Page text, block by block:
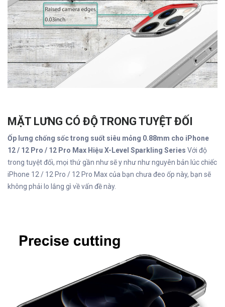
MẶT LƯNG CÓ ĐỘ TRONG TUYỆT ĐỐI
Ốp lưng chống sốc trong suốt siêu mỏng 0.88mm cho iPhone
12 / 12 Pro / 12 Pro Max Hiệu X-Level Sparkling Series Với độ
trong tuyệt đối, mọi thứ gần như sẽ y như như nguyên bản lúc chiếc
iPhone 12 / 12 Pro / 12 Pro Max của bạn chưa đeo ốp này, bạn sẽ
không phải lo lắng gì về vấn đề này.